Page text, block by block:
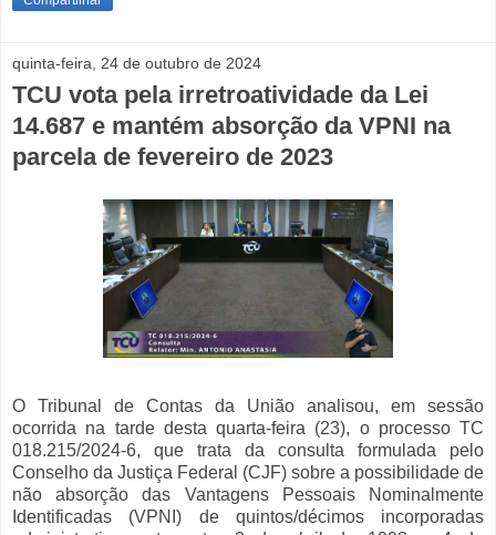
quinta-feira, 24 de outubro de 2024
TCU vota pela irretroatividade da Lei
14.687 e mantém absorção da VPNI na
parcela de fevereiro de 2023
O Tribunal de Contas da União analisou, em sessão
ocorrida na tarde desta quarta-feira (23), o processo TC
018.215/2024-6, que trata da consulta formulada pelo
Conselho da Justiça Federal (CJF) sobre a possibilidade de
não absorção das Vantagens Pessoais Nominalmente
Identificadas (VPNI) de quintos/décimos incorporadas